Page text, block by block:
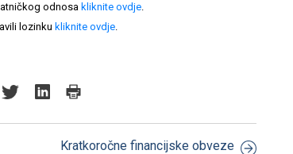
odnosa kliknite ovdje.
lozinku kliknite ovdje.
Kratkoročne financijske obveze